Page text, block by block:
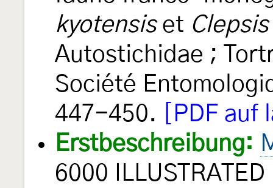
kyotensiset
Autostichidae ;
Société
447-450.
[PDF
Erstbeschreibung:
6000